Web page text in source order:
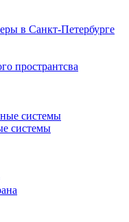
в Санкт-Петербурге
пространтсва
системы
системы